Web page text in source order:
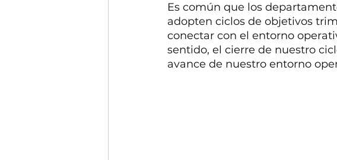
Es común que los
adopten ciclos de objetivos
conectar con el entorno
sentido, el cierre de nuestro
avance de nuestro entorno